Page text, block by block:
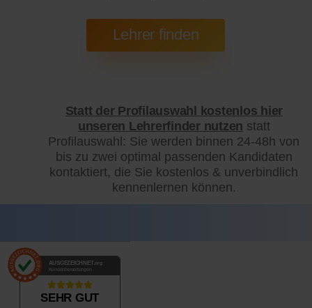
Statt der Profilauswahl kostenlos hier
unseren Lehrerfinder nutzen statt
Profilauswahl: Sie werden binnen 24-48h von
bis zu zwei optimal passenden Kandidaten
kontaktiert, die Sie kostenlos & unverbindlich
kennenlernen können.
AUSGEZEICHNET .org
Kundenbewertungen
SEHR GUT